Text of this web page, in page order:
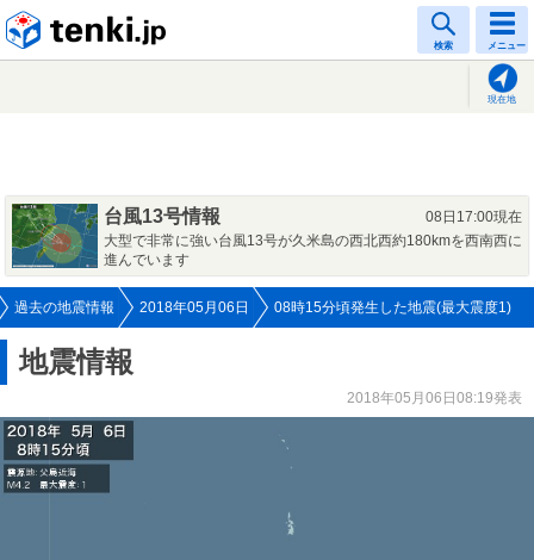
検索 メニュー
現在地
台風13号情報
08日17:00現在
大型で非常に強い台風13号が久米島の西北西約180kmを西南西に
進んでいます
過去の地震情報 2018年05月06日 08時15分頃発生した地震(最大震度1)
地震情報
2018年05月06日08:19発表